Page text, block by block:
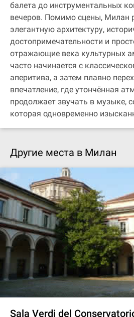
балета до инструментальных
вечеров. Помимо сцены, Милан
элегантную архитектуру,
достопримечательности и
отражающие века культурных
часто начинается с
аперитива, а затем плавно
впечатление, где утончённая
продолжает звучать в музыке,
которая одновременно
Другие места в Милан
Sala Verdi del